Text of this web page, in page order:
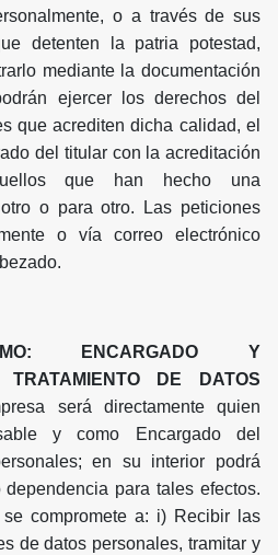
o a través de sus
detenten la patria potestad,
mediante la documentación
ejercer los derechos del
que acrediten dicha calidad, el
del titular con la acreditación
que han hecho una
o para otro. Las peticiones
o vía correo electrónico
ENCARGADO Y
TRATAMIENTO DE DATOS
será directamente quien
y como Encargado del
en su interior podrá
para tales efectos.
compromete a: i) Recibir las
de datos personales, tramitar y